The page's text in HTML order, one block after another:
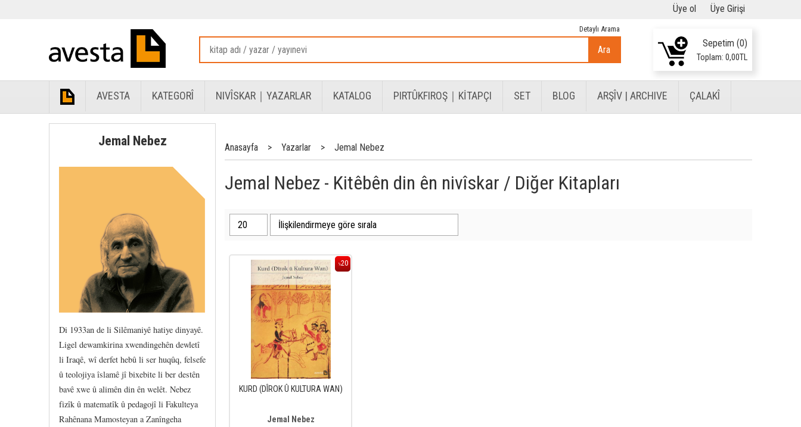
Üye ol Üye Girişi
Ara
Detaylı Arama
Sepetim (0)
Toplam: 0,00TL
AVESTA KATEGORÎ NIVÎSKAR｜YAZARLAR KATALOG PIRTÛKFIROŞ｜KİTAPÇI SET BLOG ARŞÎV | ARCHIVE ÇALAKÎ
Jemal Nebez
Di 1933an de li Silêmaniyê hatiye dinyayê.
Ligel dewamkirina xwendingehên dewletî
li Iraqê, wî derfet hebû li ser huqûq, felsefe
û teolojiya îslamê jî bixebite li ber destên
bavê xwe û alimên din ên welêt. Nebez
fizîk û matematîk û pedagojî li Fakulteya
Rahênana Mamosteyan a Zanîngeha
Anasayfa > Yazarlar > Jemal Nebez
Jemal Nebez - Kitêbên din ên nivîskar / Diğer Kitapları
%20
KURD (DÎROK Û KULTURA WAN)
Jemal Nebez